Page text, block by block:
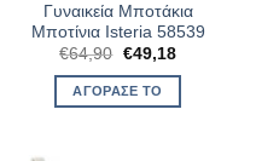
Γυναικεία Μποτάκια
Μποτίνια Isteria 58539
€64,90 Original
was:
€64,90.
€49,18Η
ΑΓΌΡΑΣΈ ΤΟ